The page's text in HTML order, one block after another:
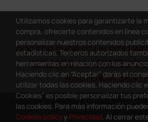
DOCTOR SHOP ES UN SITIO
DEDICADO A LA PROFESIÓN
ASISTENCIA
Copyright Doctor Shop España 2005-
reservados - NIF.:
Utilizamos cookies para garantizarte la
compra, ofrecerte contenidos en línea
personalizar nuestros contenidos
estadísticas. Terceros autorizados
herramientas en relación con los
Haciendo clic en “Aceptar” darás el
utilizar todas las cookies. Haciendo clic
Cookies” es posible personalizar tus
las cookies. Para más información
Cookies policyy Privacidad. Al cerrar